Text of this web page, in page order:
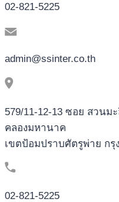
02-821-5225
admin@ssinter.co.th
579/11-12-13 ซอย สวนม
คลองมหานาค
เขตป้อมปราบศัตรูพ่าย กรุ
02-821-5225